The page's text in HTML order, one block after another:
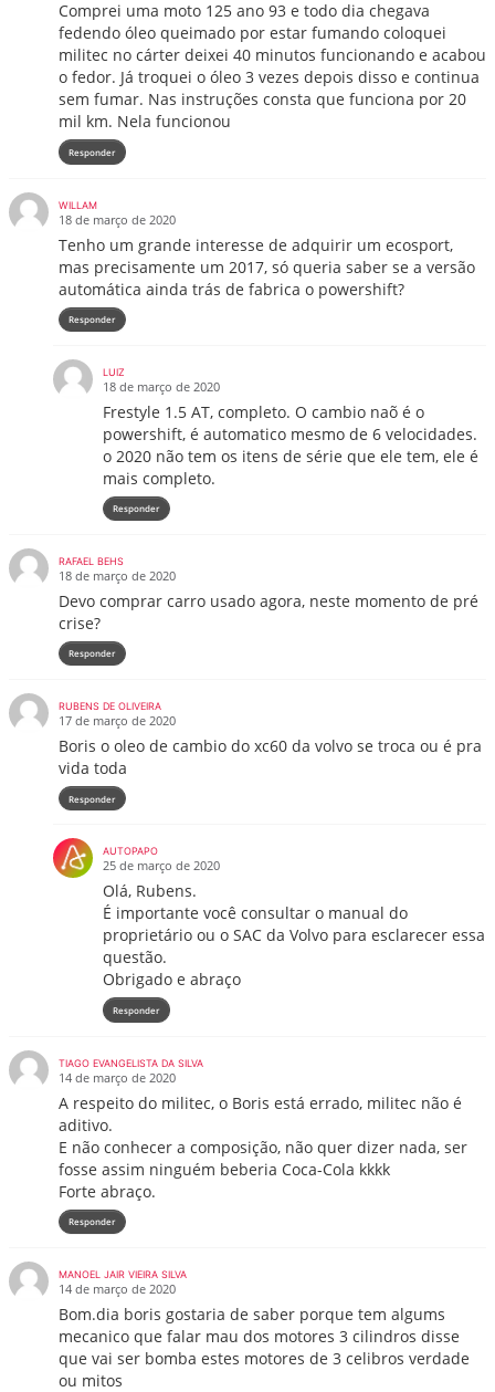
Comprei uma moto 125 ano 93 e todo dia chegava
fedendo óleo queimado por estar fumando coloquei
militec no cárter deixei 40 minutos funcionando e acabou
o fedor. Já troquei o óleo 3 vezes depois disso e continua
sem fumar. Nas instruções consta que funciona por 20
mil km. Nela funcionou
Responder
WILLAM
18 de março de 2020
Tenho um grande interesse de adquirir um ecosport,
mas precisamente um 2017, só queria saber se a versão
automática ainda trás de fabrica o powershift?
Responder
LUIZ
18 de março de 2020
Frestyle 1.5 AT, completo. O cambio naõ é o
powershift, é automatico mesmo de 6 velocidades.
o 2020 não tem os itens de série que ele tem, ele é
mais completo.
Responder
RAFAEL BEHS
18 de março de 2020
Devo comprar carro usado agora, neste momento de pré
crise?
Responder
RUBENS DE OLIVEIRA
17 de março de 2020
Boris o oleo de cambio do xc60 da volvo se troca ou é pra
vida toda
Responder
AUTOPAPO
25 de março de 2020
Olá, Rubens.
É importante você consultar o manual do
proprietário ou o SAC da Volvo para esclarecer essa
questão.
Obrigado e abraço
Responder
TIAGO EVANGELISTA DA SILVA
14 de março de 2020
A respeito do militec, o Boris está errado, militec não é
aditivo.
E não conhecer a composição, não quer dizer nada, ser
fosse assim ninguém beberia Coca-Cola kkkk
Forte abraço.
Responder
MANOEL JAIR VIEIRA SILVA
14 de março de 2020
Bom.dia boris gostaria de saber porque tem algums
mecanico que falar mau dos motores 3 cilindros disse
que vai ser bomba estes motores de 3 celibros verdade
ou mitos